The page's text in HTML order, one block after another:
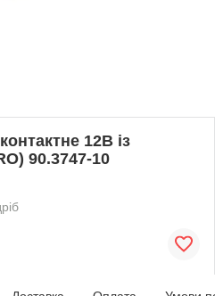
12В із
90.3747-10